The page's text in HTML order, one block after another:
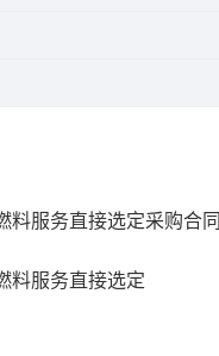
料服务直接选定采购合同
料服务直接选定